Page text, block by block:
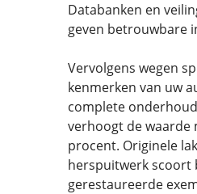
Databanken en
geven betrouwbare
Vervolgens wegen
kenmerken van uw
complete
verhoogt de waarde
procent. Originele
herspuitwerk scoort
gerestaureerde